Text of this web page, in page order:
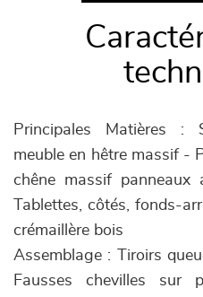
Principales Matières :
meuble en hêtre massif -
chêne massif panneaux
Tablettes, côtés, fonds-
crémaillère bois
Assemblage : Tiroirs
Fausses chevilles sur